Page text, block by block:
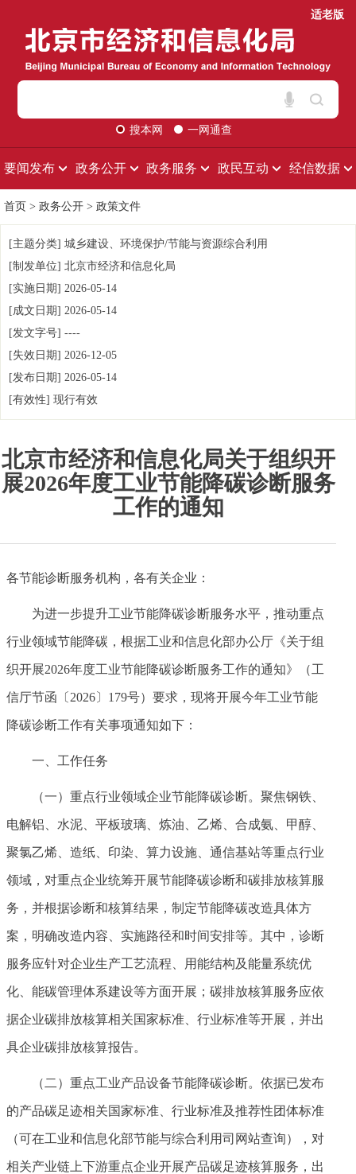
适老版
搜本网 一网通查
要闻发布 政务公开 政务服务 政民互动 经信数据
首页 > 政务公开 > 政策文件
[主题分类] 城乡建设、环境保护/节能与资源综合利用
[制发单位] 北京市经济和信息化局
[实施日期] 2026-05-14
[成文日期] 2026-05-14
[发文字号] ----
[失效日期] 2026-12-05
[发布日期] 2026-05-14
[有效性] 现行有效
北京市经济和信息化局关于组织开
展2026年度工业节能降碳诊断服务
工作的通知
各节能诊断服务机构，各有关企业：
为进一步提升工业节能降碳诊断服务水平，推动重点
行业领域节能降碳，根据工业和信息化部办公厅《关于组
织开展2026年度工业节能降碳诊断服务工作的通知》（工
信厅节函〔2026〕179号）要求，现将开展今年工业节能
降碳诊断工作有关事项通知如下：
一、工作任务
（一）重点行业领域企业节能降碳诊断。聚焦钢铁、
电解铝、水泥、平板玻璃、炼油、乙烯、合成氨、甲醇、
聚氯乙烯、造纸、印染、算力设施、通信基站等重点行业
领域，对重点企业统筹开展节能降碳诊断和碳排放核算服
务，并根据诊断和核算结果，制定节能降碳改造具体方
案，明确改造内容、实施路径和时间安排等。其中，诊断
服务应针对企业生产工艺流程、用能结构及能量系统优
化、能碳管理体系建设等方面开展；碳排放核算服务应依
据企业碳排放核算相关国家标准、行业标准等开展，并出
具企业碳排放核算报告。
（二）重点工业产品设备节能降碳诊断。依据已发布
的产品碳足迹相关国家标准、行业标准及推荐性团体标准
（可在工业和信息化部节能与综合利用司网站查询），对
相关产业链上下游重点企业开展产品碳足迹核算服务，出